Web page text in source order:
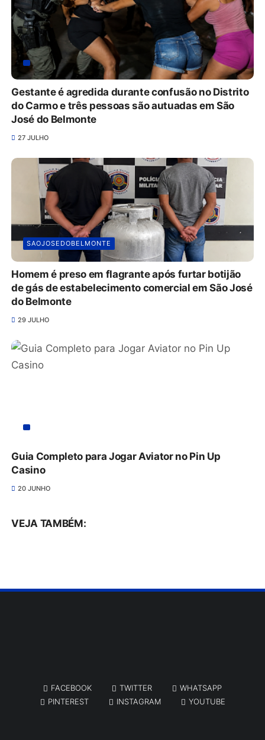
Gestante é agredida durante confusão no Distrito
do Carmo e três pessoas são autuadas em São
José do Belmonte
27 JULHO
SAOJOSEDOBELMONTE
Homem é preso em flagrante após furtar botijão
de gás de estabelecimento comercial em São José
do Belmonte
29 JULHO
Guia Completo para Jogar Aviator no Pin Up
Casino
20 JUNHO
VEJA TAMBÉM:
FACEBOOK TWITTER
WHATSAPP
PINTEREST
INSTAGRAM YOUTUBE